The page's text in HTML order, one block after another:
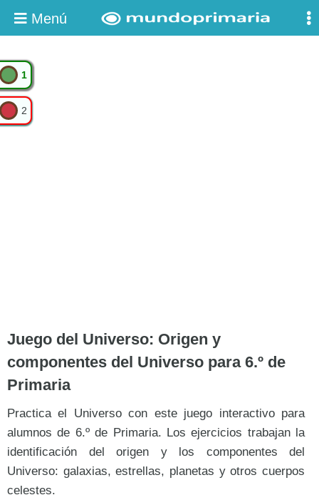
Menú
1
2
Juego del Universo: Origen y
componentes del Universo para 6.º de
Primaria
Practica el Universo con este juego interactivo para
alumnos de 6.º de Primaria. Los ejercicios trabajan la
identificación del origen y los componentes del
Universo: galaxias, estrellas, planetas y otros cuerpos
celestes.